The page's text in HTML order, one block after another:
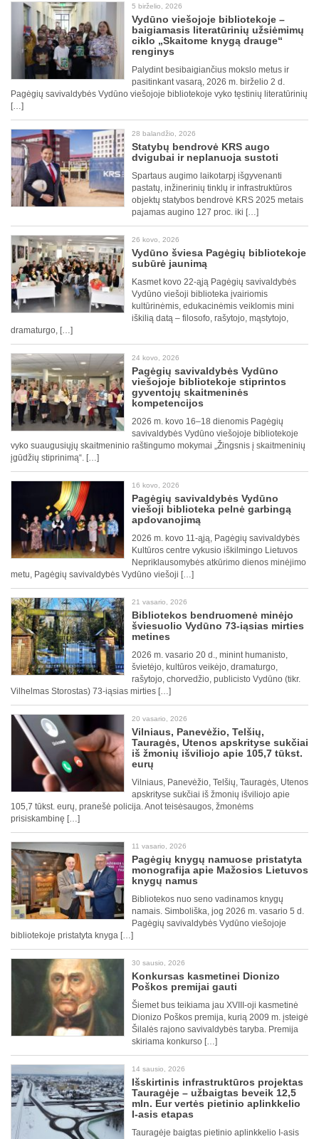
5 birželio, 2026
Vydūno viešojoje bibliotekoje –
baigiamasis literatūrinių užsiėmimų
ciklo „Skaitome knygą drauge“
renginys
Palydint besibaigiančius mokslo metus ir
pasitinkant vasarą, 2026 m. birželio 2 d.
Pagėgių savivaldybės Vydūno viešojoje bibliotekoje vyko tęstinių literatūrinių
[…]
28 balandžio, 2026
Statybų bendrovė KRS augo
dvigubai ir neplanuoja sustoti
Spartaus augimo laikotarpį išgyvenanti
pastatų, inžinerinių tinklų ir infrastruktūros
objektų statybos bendrovė KRS 2025 metais
pajamas augino 127 proc. iki […]
26 kovo, 2026
Vydūno šviesa Pagėgių bibliotekoje
subūrė jaunimą
Kasmet kovo 22-ąją Pagėgių savivaldybės
Vydūno viešoji biblioteka įvairiomis
kultūrinėmis, edukacinėmis veiklomis mini
iškilią datą – filosofo, rašytojo, mąstytojo,
dramaturgo, […]
24 kovo, 2026
Pagėgių savivaldybės Vydūno
viešojoje bibliotekoje stiprintos
gyventojų skaitmeninės
kompetencijos
2026 m. kovo 16–18 dienomis Pagėgių
savivaldybės Vydūno viešojoje bibliotekoje
vyko suaugusiųjų skaitmeninio raštingumo mokymai „Žingsnis į skaitmeninių
įgūdžių stiprinimą“. […]
16 kovo, 2026
Pagėgių savivaldybės Vydūno
viešoji biblioteka pelnė garbingą
apdovanojimą
2026 m. kovo 11-ąją, Pagėgių savivaldybės
Kultūros centre vykusio iškilmingo Lietuvos
Nepriklausomybės atkūrimo dienos minėjimo
metu, Pagėgių savivaldybės Vydūno viešoji […]
21 vasario, 2026
Bibliotekos bendruomenė minėjo
šviesuolio Vydūno 73-iąsias mirties
metines
2026 m. vasario 20 d., minint humanisto,
švietėjo, kultūros veikėjo, dramaturgo,
rašytojo, chorvedžio, publicisto Vydūno (tikr.
Vilhelmas Storostas) 73-iąsias mirties […]
20 vasario, 2026
Vilniaus, Panevėžio, Telšių,
Tauragės, Utenos apskrityse sukčiai
iš žmonių išviliojo apie 105,7 tūkst.
eurų
Vilniaus, Panevėžio, Telšių, Tauragės, Utenos
apskrityse sukčiai iš žmonių išviliojo apie
105,7 tūkst. eurų, pranešė policija. Anot teisėsaugos, žmonėms
prisiskambinę […]
11 vasario, 2026
Pagėgių knygų namuose pristatyta
monografija apie Mažosios Lietuvos
knygų namus
Bibliotekos nuo seno vadinamos knygų
namais. Simboliška, jog 2026 m. vasario 5 d.
Pagėgių savivaldybės Vydūno viešojoje
bibliotekoje pristatyta knyga […]
30 sausio, 2026
Konkursas kasmetinei Dionizo
Poškos premijai gauti
Šiemet bus teikiama jau XVIII-oji kasmetinė
Dionizo Poškos premija, kurią 2009 m. įsteigė
Šilalės rajono savivaldybės taryba. Premija
skiriama konkurso […]
14 sausio, 2026
Išskirtinis infrastruktūros projektas
Tauragėje – užbaigtas beveik 12,5
mln. Eur vertės pietinio aplinkkelio
I-asis etapas
Tauragėje baigtas pietinio aplinkkelio I-asis